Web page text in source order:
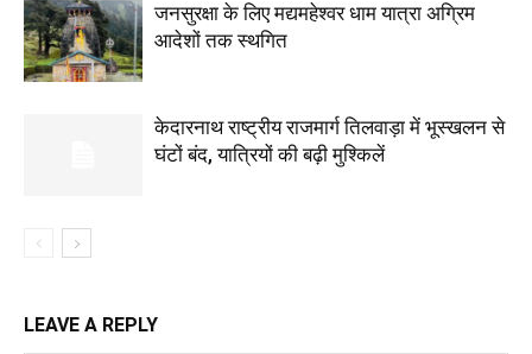
जनसुरक्षा के लिए मद्यमहेश्वर धाम यात्रा अग्रिम
आदेशों तक स्थगित
केदारनाथ राष्ट्रीय राजमार्ग तिलवाड़ा में भूस्खलन से
घंटों बंद, यात्रियों की बढ़ी मुश्किलें
LEAVE A REPLY